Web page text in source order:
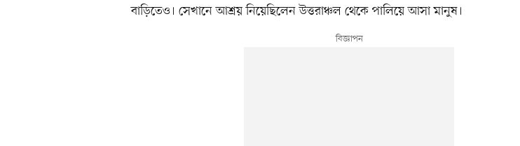
বাড়িতেও। সেখানে আশ্রয় নিয়েছিলেন উত্তরাঞ্চল থেকে পালিয়ে আসা মানুষ।